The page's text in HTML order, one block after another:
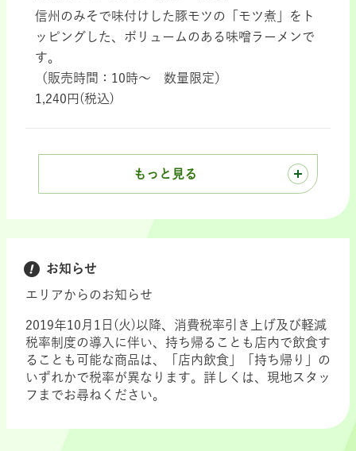
信州のみそで味付けした豚モツの「モツ煮」をト
ッピングした、ボリュームのある味噌ラーメンで
す。
（販売時間：10時～ 数量限定）
1,240円(税込)
もっと見る
お知らせ
エリアからのお知らせ
2019年10月1日(火)以降、消費税率引き上げ及び軽減
税率制度の導入に伴い、持ち帰ることも店内で飲食す
ることも可能な商品は、「店内飲食」「持ち帰り」の
いずれかで税率が異なります。詳しくは、現地スタッ
フまでお尋ねください。